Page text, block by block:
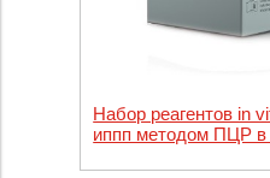
Набор реагентов in
иппп методом ПЦР в